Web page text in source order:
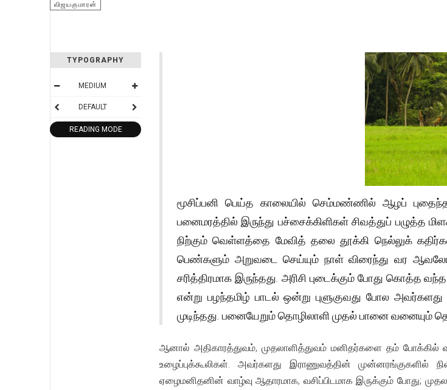
விஜயகுமாரன்
TYPOGRAPHY
MEDIUM
DEFAULT
READING MODE
மூசிப்பனி பெய்த காலையில் செம்மண்ணில் ஆழப்
பனைமரத்தில் இருந்து பச்சைக்கிளிகள் சிவத்துப் பழுத்த
நிற்கும் வெள்ளத்தை மேவித் தலை தூக்கி நெல்லுக்
பெண்களும் அறுவடை செய்யும் நாள் விரைந்து வர
சரித்திரமாக இருந்தது. அரிசி புடைக்கும் போது
என்று பழந்தமிழ் பாடல் ஒன்று புளுகுவது போல
முடிந்தது. பனையேறும் தொழிலாளி முதல் பானை வனையும்
ஆனால் அதிகாரத்துவம், முதலாளித்துவம் மனிதர்களை தம்
உழைப்புக்கூலிகள். அவர்களது இராணுவத்தின் முன்னரங்குகளில்
ஏழைமனிதனின் வாழ்வு ஆதாரமாக, வசிப்பிடமாக இருக்கும் போது;